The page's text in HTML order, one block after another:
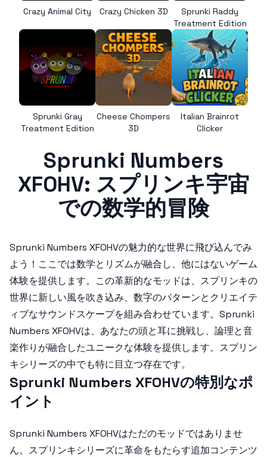
Crazy Animal City Crazy Chicken 3D
Sprunki Raddy
Treatment Edition
Sprunki Gray
Treatment Edition
Cheese Chompers
3D
Italian Brainrot
Clicker
Sprunki Numbers
XFOHV: スプリンキ宇宙
での数学的冒険
Sprunki Numbers XFOHVの魅力的な世界に飛び込んでみ
よう！ここでは数学とリズムが融合し、他にはないゲーム
体験を提供します。この革新的なモッドは、スプリンキの
世界に新しい風を吹き込み、数字のパターンとクリエイテ
ィブなサウンドスケープを組み合わせています。 Sprunki
Numbers XFOHVは、あなたの頭と耳に挑戦し、論理と音
楽作りが融合したユニークな体験を提供します。スプリン
キシリーズの中でも特に目立つ存在です。
Sprunki Numbers XFOHVの特別なポ
イント
Sprunki Numbers XFOHVはただのモッドではありませ
ん。スプリンキシリーズに革命をもたらす追加コンテンツ